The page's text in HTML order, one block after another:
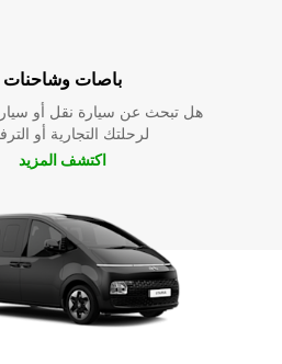
باصات وشاحنات
هل تبحث عن سيارة نقل أو
لرحلتك التجارية أو
اكتشف المزيد